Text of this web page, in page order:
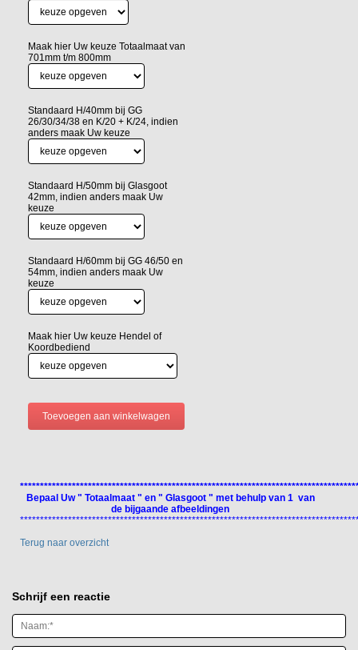
Maak hier Uw keuze Totaalmaat van
701mm t/m 800mm
Standaard H/40mm bij GG
26/30/34/38 en K/20 + K/24, indien
anders maak Uw keuze
Standaard H/50mm bij Glasgoot
42mm, indien anders maak Uw
keuze
Standaard H/60mm bij GG 46/50 en
54mm, indien anders maak Uw
keuze
Maak hier Uw keuze Hendel of
Koordbediend
Bepaal Uw " Totaalmaat " en " Glasgoot " met behulp van 1 van
de bijgaande afbeeldingen
Terug naar overzicht
Schrijf een reactie